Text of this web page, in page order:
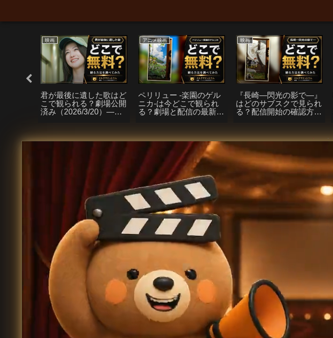
映画
君が最後に遺した歌はど
こで観られる？劇場公開
済み（2026/3/20）――
アニメ映画
ペリリュー -楽園のゲル
ニカ-は今どこで観られ
る？劇場と配信の最新見
映画
『長崎―閃光の影で―』
はどのサブスクで見られ
る？配信開始の確認方法